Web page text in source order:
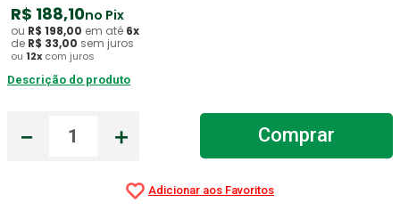
R$ 188,10no Pix
ou R$ 198,00 em até 6x
de R$ 33,00 sem juros
ou 12x com juros
Descrição do produto
＋
－ Comprar
4º Estetoscopio Littmann
5 º Littmann
º Absorvente Geriatrico
Aparelho Pressão